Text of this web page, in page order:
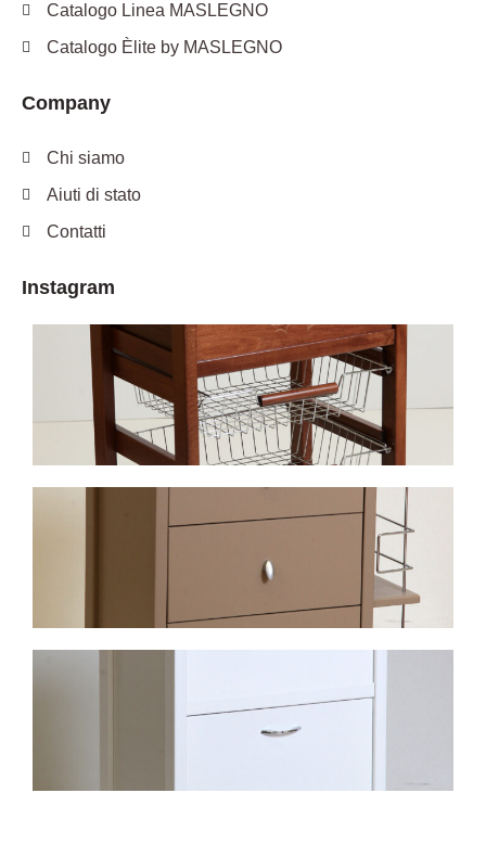
Catalogo Linea MASLEGNO
Catalogo Èlite by MASLEGNO
Company
Chi siamo
Aiuti di stato
Contatti
Instagram